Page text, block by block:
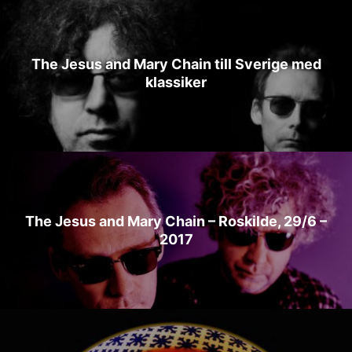
The Jesus and Mary Chain till Sverige med
klassiker
The Jesus and Mary Chain – Roskilde, 29/6 –
2017